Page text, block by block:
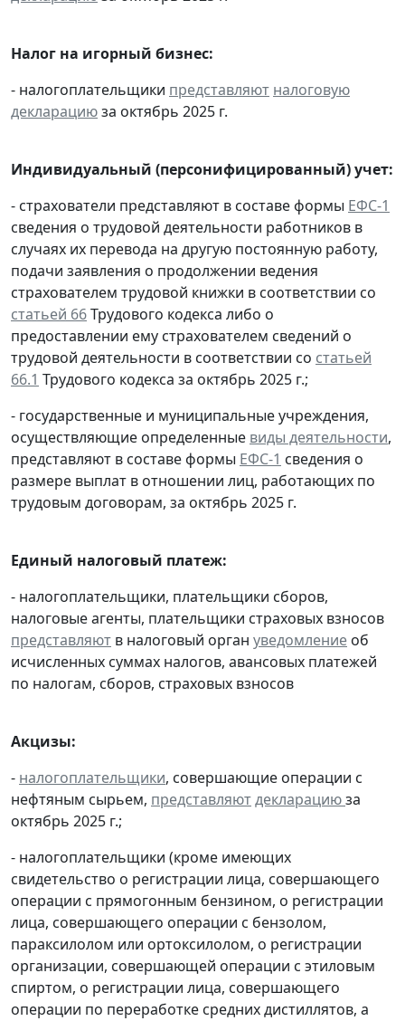
Налог на игорный бизнес:
- налогоплательщики представляют налоговую
декларациюза октябрь 2025 г.
Индивидуальный (персонифицированный) учет:
- страхователи представляют в составе формы ЕФС-1
сведения о трудовой деятельности работников в
случаях их перевода на другую постоянную работу,
подачи заявления о продолжении ведения
страхователем трудовой книжки в соответствии со
статьей 66Трудового кодекса либо о
предоставлении ему страхователем сведений о
трудовой деятельности в соответствии со статьей
66.1 Трудового кодекса за октябрь 2025 г.;
- государственные и муниципальные учреждения,
осуществляющие определенные виды деятельности,
представляют в составе формы ЕФС-1 сведения о
размере выплат в отношении лиц, работающих по
трудовым договорам, за октябрь 2025 г.
Единый налоговый платеж:
- налогоплательщики, плательщики сборов,
налоговые агенты, плательщики страховых взносов
представляют в налоговый орган уведомление об
исчисленных суммах налогов, авансовых платежей
по налогам, сборов, страховых взносов
Акцизы:
- налогоплательщики, совершающие операции с
нефтяным сырьем, представляютдекларациюза
октябрь 2025 г.;
- налогоплательщики (кроме имеющих
свидетельство о регистрации лица, совершающего
операции с прямогонным бензином, о регистрации
лица, совершающего операции с бензолом,
параксилолом или ортоксилолом, о регистрации
организации, совершающей операции с этиловым
спиртом, о регистрации лица, совершающего
операции по переработке средних дистиллятов, а